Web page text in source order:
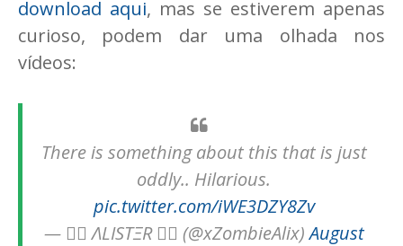
download aqui, mas se estiverem apenas
curioso, podem dar uma olhada nos
vídeos:
There is something about this that is just
oddly.. Hilarious.
pic.twitter.com/iWE3DZY8Zv
— 🏳️‍🌈 ΛLISTΞR 🏳️‍🌈 (@xZombieAlix)August